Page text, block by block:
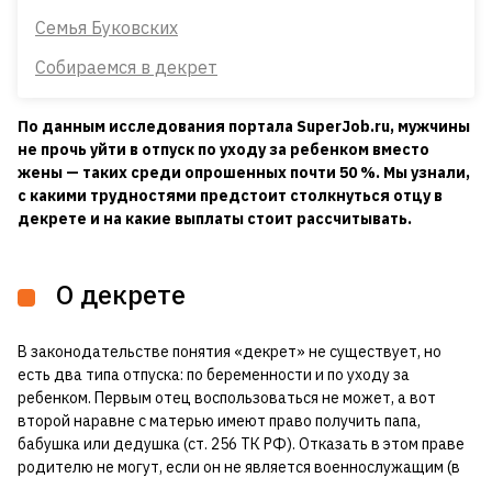
Семья Буковских
Собираемся в декрет
По данным исследования портала SuperJob.ru, мужчины
не прочь уйти в отпуск по уходу за ребенком вместо
жены — таких среди опрошенных почти 50 %. Мы узнали,
с какими трудностями предстоит столкнуться отцу в
декрете и на какие выплаты стоит рассчитывать.
О декрете
В законодательстве понятия «декрет» не существует, но
есть два типа отпуска: по беременности и по уходу за
ребенком. Первым отец воспользоваться не может, а вот
второй наравне с матерью имеют право получить папа,
бабушка или дедушка (ст. 256 ТК РФ). Отказать в этом праве
родителю не могут, если он не является военнослужащим (в